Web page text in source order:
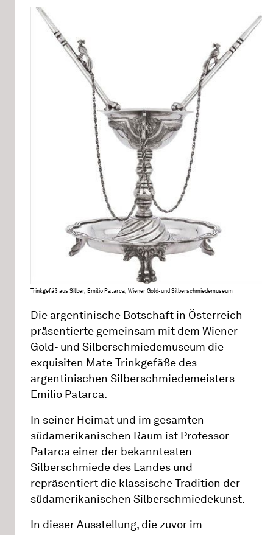
Trinkgefäß aus Silber, Emilio Patarca, Wiener Gold- und Silberschmiedemuseum
Die argentinische Botschaft in Österreich
präsentierte gemeinsam mit dem Wiener
Gold- und Silberschmiedemuseum die
exquisiten Mate-Trinkgefäße des
argentinischen Silberschmiedemeisters
Emilio Patarca.
In seiner Heimat und im gesamten
südamerikanischen Raum ist Professor
Patarca einer der bekanntesten
Silberschmiede des Landes und
repräsentiert die klassische Tradition der
südamerikanischen Silberschmiedekunst.
In dieser Ausstellung, die zuvor im